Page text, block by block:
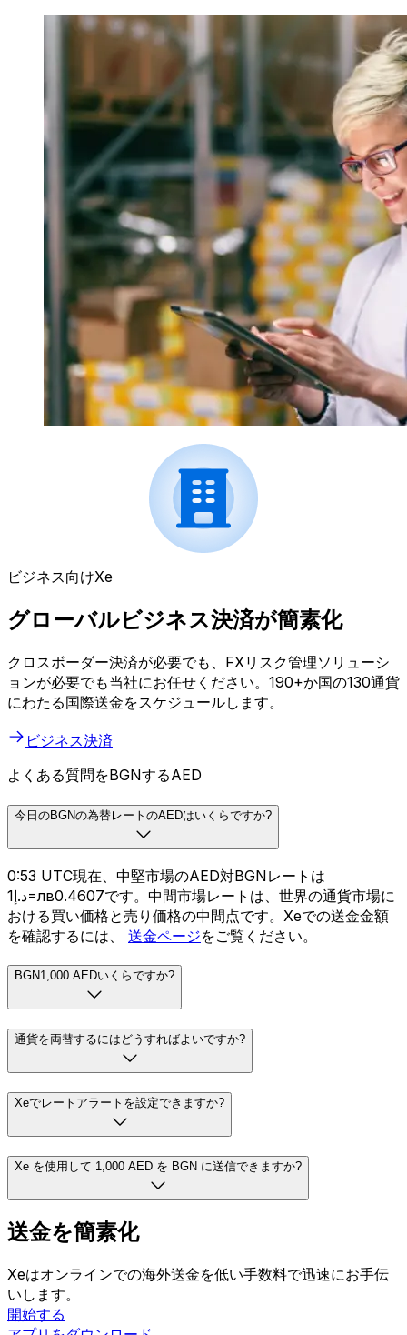
ビジネス向けXe
グローバルビジネス決済が簡素化
クロスボーダー決済が必要でも、FXリスク管理ソリューシ
ョンが必要でも当社にお任せください。190+か国の130通貨
にわたる国際送金をスケジュールします。
ビジネス決済
よくある質問をBGNするAED
今日のBGNの為替レートのAEDはいくらですか?
0:53 UTC現在、中堅市場のAED対BGNレートは
د.إ1=лв0.4607です。中間市場レートは、世界の通貨市場に
おける買い価格と売り価格の中間点です。Xeでの送金金額
を確認するには、 送金ページをご覧ください。
BGN1,000 AEDいくらですか?
通貨を両替するにはどうすればよいですか?
Xeでレートアラートを設定できますか?
Xe を使用して 1,000 AED を BGN に送信できますか?
送金を簡素化
Xeはオンラインでの海外送金を低い手数料で迅速にお手伝
いします。
開始する